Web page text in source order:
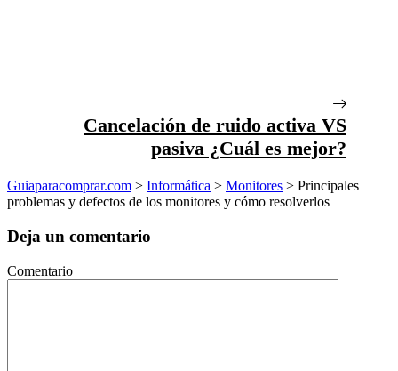
Cancelación de ruido activa VS
pasiva ¿Cuál es mejor?
Guiaparacomprar.com > Informática > Monitores > Principales
problemas y defectos de los monitores y cómo resolverlos
Deja un comentario
Comentario